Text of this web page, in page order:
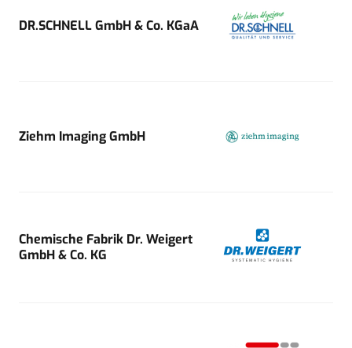
DR.SCHNELL GmbH & Co. KGaA
Ziehm Imaging GmbH
Chemische Fabrik Dr. Weigert
GmbH & Co. KG